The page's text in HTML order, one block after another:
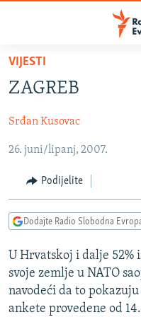
Pređite
glavni
Pređite
na
navigaciju
Pređite
na
pretragu
SRBIJA
KOSOVO
CRNA GORA
VIZUELNO
VIDEO
FOTOGALERIJE
INFOGRAFIKE
PODCASTI
RAT U UKRAJINI
KINA NA BALKANU
RSE PRIČE IZ SVIJETA
VIJESTI
ZAGREB
Srđan Kusovac
26. juni/lipanj, 2007.
Podijelite
Dodajte Radio Slobodna
U Hrvatskoj i dalje 52%
svoje zemlje u NATO
navodeći da to
ankete provedene od